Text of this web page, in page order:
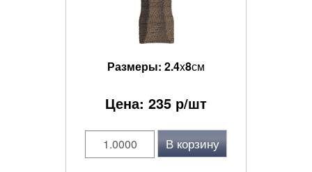
Размеры: 2.4x8см
Цена: 235 р/шт
В корзину